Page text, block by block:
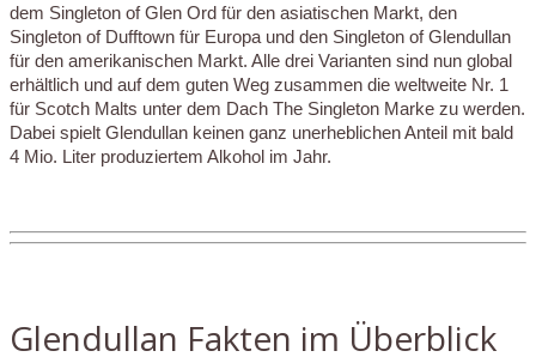
dem Singleton of Glen Ord für den asiatischen Markt, den
Singleton of Dufftown für Europa und den Singleton of Glendullan
für den amerikanischen Markt. Alle drei Varianten sind nun global
erhältlich und auf dem guten Weg zusammen die weltweite Nr. 1
für Scotch Malts unter dem Dach The Singleton Marke zu werden.
Dabei spielt Glendullan keinen ganz unerheblichen Anteil mit bald
4 Mio. Liter produziertem Alkohol im Jahr.
Glendullan Fakten im Überblick